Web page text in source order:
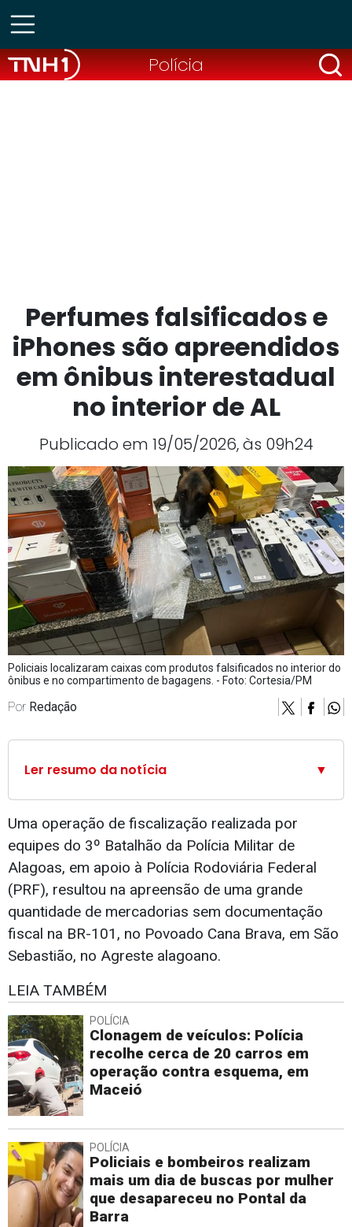
Polícia
Perfumes falsificados e
iPhones são apreendidos
em ônibus interestadual
no interior de AL
Publicado em 19/05/2026, às 09h24
Policiais localizaram caixas com produtos falsificados no interior do
ônibus e no compartimento de bagagens. - Foto: Cortesia/PM
Por Redação
Ler resumo da notícia ▼
Uma operação de fiscalização realizada por
equipes do 3º Batalhão da Polícia Militar de
Alagoas, em apoio à Polícia Rodoviária Federal
(PRF), resultou na apreensão de uma grande
quantidade de mercadorias sem documentação
fiscal na BR-101, no Povoado Cana Brava, em São
Sebastião, no Agreste alagoano.
LEIA TAMBÉM
POLÍCIA
Clonagem de veículos: Polícia
recolhe cerca de 20 carros em
operação contra esquema, em
Maceió
POLÍCIA
Policiais e bombeiros realizam
mais um dia de buscas por mulher
que desapareceu no Pontal da
Barra